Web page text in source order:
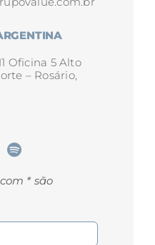
Oficina 5 Alto
– Rosário,
* são